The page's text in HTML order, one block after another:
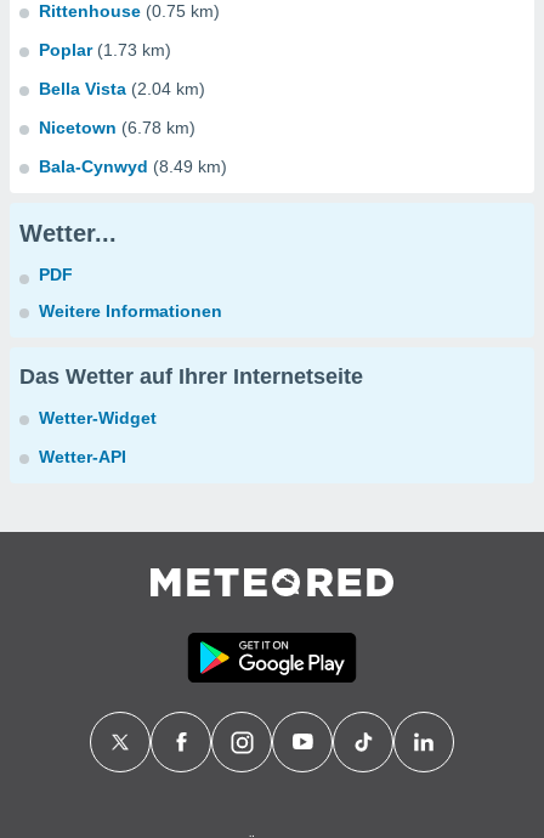
Rittenhouse (0.75 km)
Poplar (1.73 km)
Bella Vista (2.04 km)
Nicetown (6.78 km)
Bala-Cynwyd (8.49 km)
Wetter...
PDF
Weitere Informationen
Das Wetter auf Ihrer Internetseite
Wetter-Widget
Wetter-API